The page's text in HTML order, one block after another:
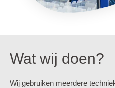
Wat wij doen?
Wij gebruiken meerdere